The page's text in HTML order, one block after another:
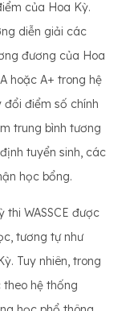
của Hoa Kỳ.
diễn giải các
đương của Hoa
hoặc A+ trong hệ
đổi điểm số chính
trung bình tương
tuyển sinh, các
học bổng.
thi WASSCE được
tương tự như
Tuy nhiên, trong
hệ thống